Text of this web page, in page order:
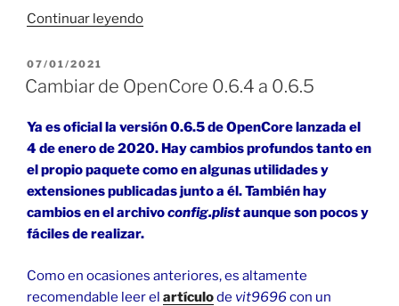
Continuar leyendo«Cambiar
0.6.8
0.6.9»
PUBLICADO
EL
07/01/2021
Cambiar de OpenCore 0.6.4 a 0.6.5
Ya es oficial la versión 0.6.5 de OpenCore lanzada el
4 de enero de 2020. Hay cambios profundos tanto en
el propio paquete como en algunas utilidades y
extensiones publicadas junto a él. También hay
cambios en el archivoconfig.plistaunque son pocos y
fáciles de realizar.
Como en ocasiones anteriores, es altamente
recomendable leer el artículode vit9696con un